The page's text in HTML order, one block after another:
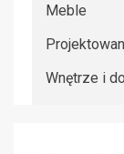
Meble
Wnętrze i